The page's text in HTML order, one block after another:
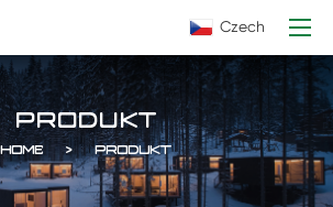
Czech
PRODUKT
HOME PRODUKT